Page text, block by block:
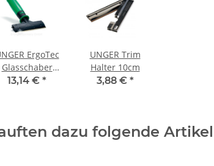
ErgoTec
Glasschaber
10cm breit
13,14 € *
UNGER Trim
Halter 10cm
3,88 € *
dazu folgende